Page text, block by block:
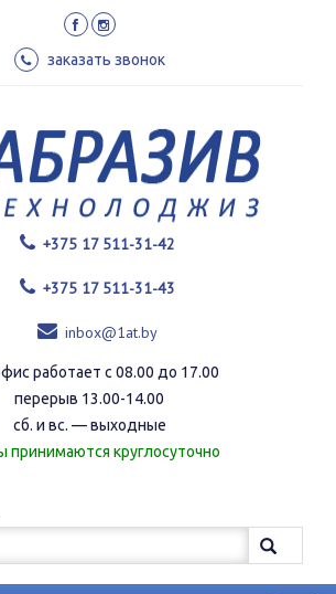
заказать звонок
+375 17 511-31-42
+375 17 511-31-43
inbox@1at.by
работает с 08.00 до 17.00
перерыв 13.00-14.00
сб. и вс. — выходные
принимаются круглосуточно